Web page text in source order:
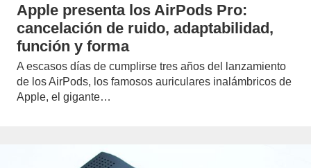
Apple presenta los AirPods Pro:
cancelación de ruido, adaptabilidad,
función y forma
A escasos días de cumplirse tres años del lanzamiento
de los AirPods, los famosos auriculares inalámbricos de
Apple, el gigante…